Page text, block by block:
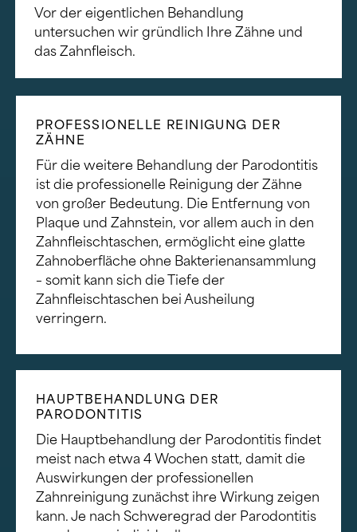
Vor der eigentlichen Behandlung
untersuchen wir gründlich Ihre Zähne und
das Zahnfleisch.
PROFESSIONELLE REINIGUNG DER
ZÄHNE
Für die weitere Behandlung der Parodontitis
ist die professionelle Reinigung der Zähne
von großer Bedeutung. Die Entfernung von
Plaque und Zahnstein, vor allem auch in den
Zahnfleischtaschen, ermöglicht eine glatte
Zahnoberfläche ohne Bakterienansammlung
– somit kann sich die Tiefe der
Zahnfleischtaschen bei Ausheilung
verringern.
HAUPTBEHANDLUNG DER
PARODONTITIS
Die Hauptbehandlung der Parodontitis findet
meist nach etwa 4 Wochen statt, damit die
Auswirkungen der professionellen
Zahnreinigung zunächst ihre Wirkung zeigen
kann. Je nach Schweregrad der Parodontitis